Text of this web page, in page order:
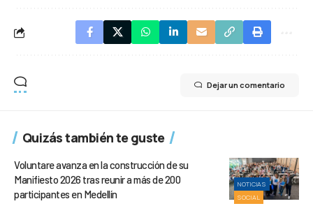
Dejar un comentario
Quizás también te guste
NOTICIAS
SOCIAL
Voluntare avanza en la construcción de su
Manifiesto 2026 tras reunir a más de 200
participantes en Medellín